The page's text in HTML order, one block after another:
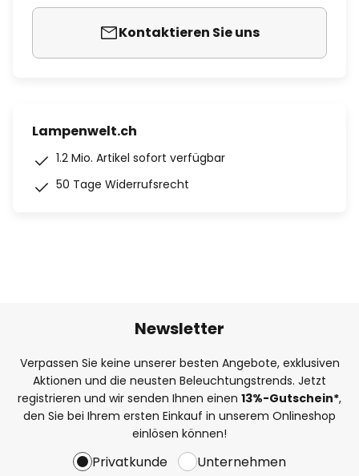
Kontaktieren Sie uns
Lampenwelt.ch
1.2 Mio. Artikel sofort verfügbar
50 Tage Widerrufsrecht
Newsletter
Verpassen Sie keine unserer besten Angebote, exklusiven
Aktionen und die neusten Beleuchtungstrends. Jetzt
registrieren und wir senden Ihnen einen 13%-Gutschein*,
den Sie bei Ihrem ersten Einkauf in unserem Onlineshop
einlösen können!
Privatkunde Unternehmen